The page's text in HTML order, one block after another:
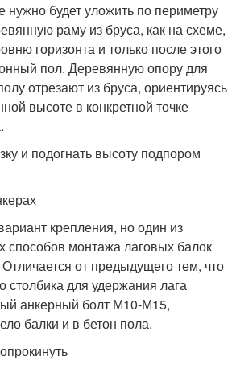
нужно будет уложить по периметру
раму из бруса, как на схеме,
горизонта и только после этого
пол. Деревянную опору для
отрезают из бруса, ориентируясь
высоте в конкретной точке
и подогнать высоту подпором
крепления, но один из
способов монтажа лаговых балок
от предыдущего тем, что
столбика для удержания лага
анкерный болт М10-М15,
балки и в бетон пола.